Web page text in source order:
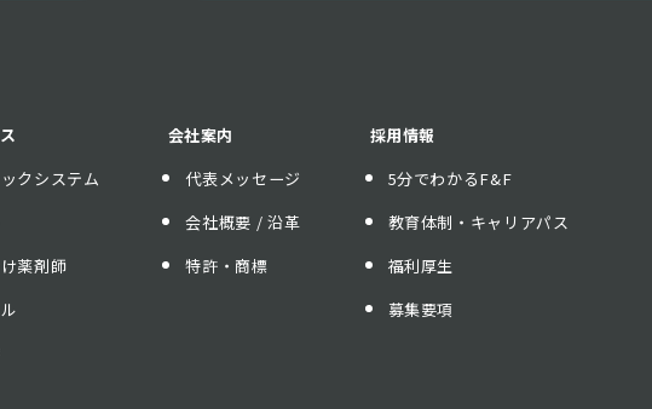
クシステム
薬剤師
会社案内
代表メッセージ
会社概要 / 沿革
特許・商標
採用情報
5分でわかるF&F
教育体制・キャリアパス
福利厚生
募集要項